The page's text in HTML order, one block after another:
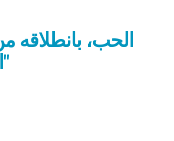
الإنسان، هو القوة التي تجدد العالم"